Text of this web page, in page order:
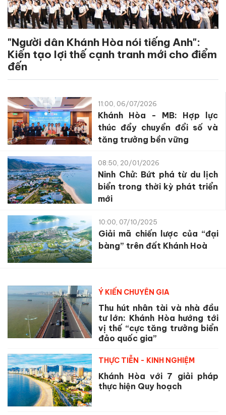
"Người dân Khánh Hòa nói tiếng Anh":
Kiến tạo lợi thế cạnh tranh mới cho điểm
đến
11:00, 06/07/2026
Khánh Hòa - MB: Hợp lực
thúc đẩy chuyển đổi số và
tăng trưởng bền vững
08:50, 20/01/2026
Ninh Chử: Bứt phá từ du lịch
biển trong thời kỳ phát triển
mới
10:00, 07/10/2025
Giải mã chiến lược của “đại
bàng” trên đất Khánh Hoà
Ý KIẾN CHUYÊN GIA
Thu hút nhân tài và nhà đầu
tư lớn: Khánh Hòa hướng tới
vị thế “cực tăng trưởng biển
đảo quốc gia”
THỰC TIỄN - KINH NGHIỆM
Khánh Hòa với 7 giải pháp
thực hiện Quy hoạch